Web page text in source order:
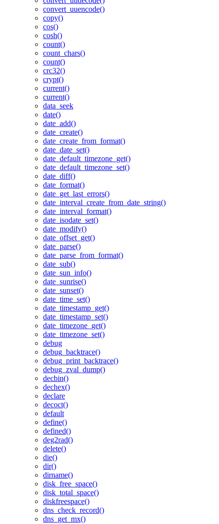
convert_uuencode()
copy()
cos()
cosh()
count()
count_chars()
count()
crc32()
crypt()
current()
current()
data_seek
date()
date_add()
date_create()
date_create_from_format()
date_date_set()
date_default_timezone_get()
date_default_timezone_set()
date_diff()
date_format()
date_get_last_errors()
date_interval_create_from_date_string()
date_interval_format()
date_isodate_set()
date_modify()
date_offset_get()
date_parse()
date_parse_from_format()
date_sub()
date_sun_info()
date_sunrise()
date_sunset()
date_time_set()
date_timestamp_get()
date_timestamp_set()
date_timezone_get()
date_timezone_set()
debug
debug_backtrace()
debug_print_backtrace()
debug_zval_dump()
decbin()
dechex()
declare
decoct()
default
define()
defined()
deg2rad()
delete()
die()
dir()
dirname()
disk_free_space()
disk_total_space()
diskfreespace()
dns_check_record()
dns_get_mx()